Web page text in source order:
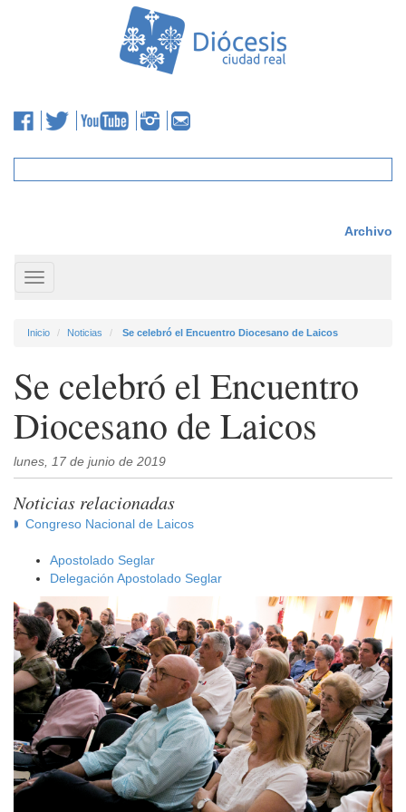
Archivo
Toggle
navigation
Inicio Noticias Se celebró el Encuentro Diocesano de Laicos
Se celebró el Encuentro
Diocesano de Laicos
lunes, 17 de junio de 2019
Noticias relacionadas
Congreso Nacional de Laicos
Apostolado Seglar
Delegación Apostolado Seglar